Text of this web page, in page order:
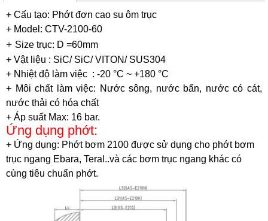
+ Cấu tạo: Phớt đơn cao su ôm trục
+ Model: CTV-2100-60
+ Size trục: D =60mm
+ Vật liệu : SiC/ SiC/ VITON/ SUS304
+ Nhiệt độ làm việc : -20 °C ~ +180 °C
+ Môi chất làm việc: Nước sông, nước bẩn, nước có cát,
nước thải có hóa chất
+ Áp suất Max: 16 bar.
Ứng dụng phớt:
+ Ứng dụng: Phớt bơm 2100 được sử dụng cho phớt bơm
trục ngang Ebara, Teral..và các bơm trục ngang khác có
cùng tiêu chuẩn phớt.